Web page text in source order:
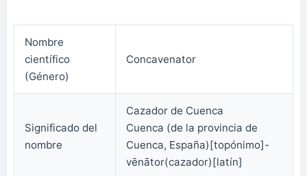
Nombre
científico
(Género)
Concavenator
Significado del
nombre
Cazador de Cuenca
Cuenca (de la provincia de
Cuenca, España)[topónimo]-
vēnātor(cazador)[latín]